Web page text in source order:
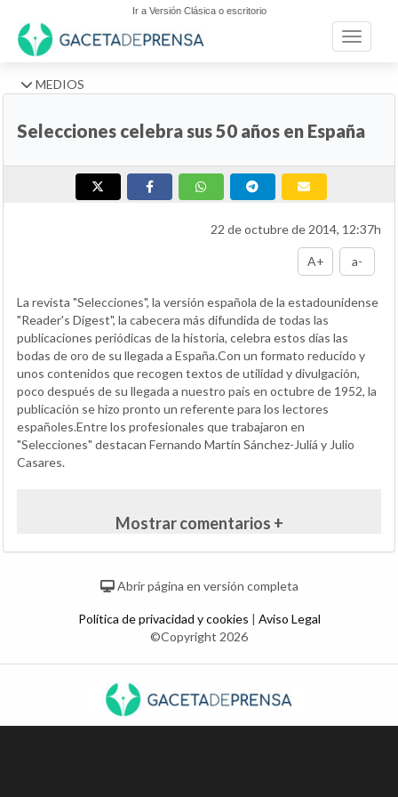
Ir a Versión Clásica o escritorio
Toggle
MEDIOS
Selecciones celebra sus 50 años en España
22 de octubre de 2014, 12:37h
A+ a-
La revista "Selecciones", la versión española de la estadounidense
"Reader's Digest", la cabecera más difundida de todas las
publicaciones periódicas de la historia, celebra estos días las
bodas de oro de su llegada a España.Con un formato reducido y
unos contenidos que recogen textos de utilidad y divulgación,
poco después de su llegada a nuestro país en octubre de 1952, la
publicación se hizo pronto un referente para los lectores
españoles.Entre los profesionales que trabajaron en
"Selecciones" destacan Fernando Martín Sánchez-Juliá y Julio
Casares.
Mostrar comentarios +
Abrir página en versión completa
Política de privacidad y cookies | Aviso Legal
©Copyright 2026